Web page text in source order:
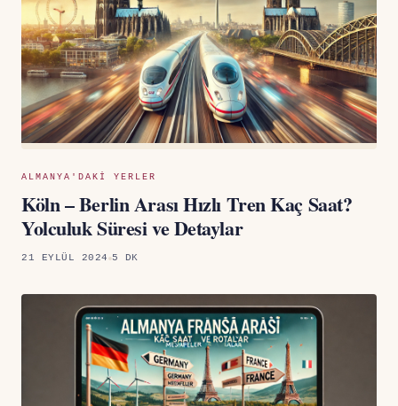
ALMANYA'DAKI YERLER
Köln – Berlin Arası Hızlı Tren Kaç Saat?
Yolculuk Süresi ve Detaylar
21 EYLÜL 2024 5 DK